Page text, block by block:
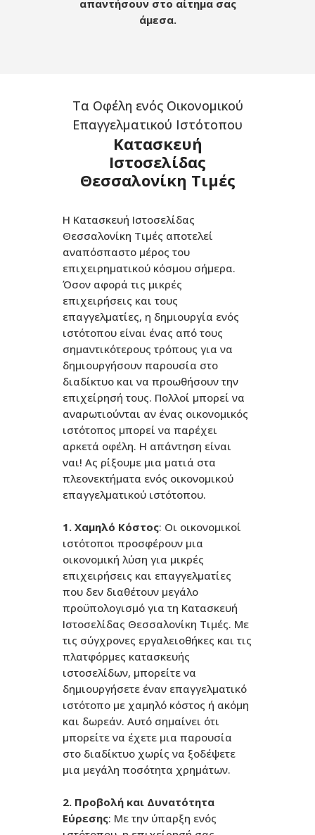
απαντήσουν στο αίτημα σας
άμεσα.
Τα Οφέλη ενός Οικονομικού
Επαγγελματικού Ιστότοπου
Κατασκευή
Ιστοσελίδας
Θεσσαλονίκη Τιμές
Η Κατασκευή Ιστοσελίδας
Θεσσαλονίκη Τιμές αποτελεί
αναπόσπαστο μέρος του
επιχειρηματικού κόσμου σήμερα.
Όσον αφορά τις μικρές
επιχειρήσεις και τους
επαγγελματίες, η δημιουργία ενός
ιστότοπου είναι ένας από τους
σημαντικότερους τρόπους για να
δημιουργήσουν παρουσία στο
διαδίκτυο και να προωθήσουν την
επιχείρησή τους. Πολλοί μπορεί να
αναρωτιούνται αν ένας οικονομικός
ιστότοπος μπορεί να παρέχει
αρκετά οφέλη. Η απάντηση είναι
ναι! Ας ρίξουμε μια ματιά στα
πλεονεκτήματα ενός οικονομικού
επαγγελματικού ιστότοπου.
1. Χαμηλό Κόστος: Οι οικονομικοί
ιστότοποι προσφέρουν μια
οικονομική λύση για μικρές
επιχειρήσεις και επαγγελματίες
που δεν διαθέτουν μεγάλο
προϋπολογισμό για τη Κατασκευή
Ιστοσελίδας Θεσσαλονίκη Τιμές. Με
τις σύγχρονες εργαλειοθήκες και τις
πλατφόρμες κατασκευής
ιστοσελίδων, μπορείτε να
δημιουργήσετε έναν επαγγελματικό
ιστότοπο με χαμηλό κόστος ή ακόμη
και δωρεάν. Αυτό σημαίνει ότι
μπορείτε να έχετε μια παρουσία
στο διαδίκτυο χωρίς να ξοδέψετε
μια μεγάλη ποσότητα χρημάτων.
2. Προβολή και Δυνατότητα
Εύρεσης: Με την ύπαρξη ενός